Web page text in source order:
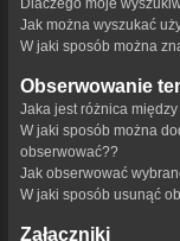
Jak można wyszukać
W jaki sposób można
Obserwowanie
Jaka jest różnica
W jaki sposób można
obserwować??
Jak obserwować
W jaki sposób usunąć
Załączniki